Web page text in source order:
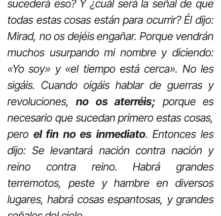
sucederá eso? Y ¿cuál será la señal de que
todas estas cosas están para ocurrir? Él dijo:
Mirad, no os dejéis engañar. Porque vendrán
muchos usurpando mi nombre y diciendo:
«Yo soy» y «el tiempo está cerca». No les
sigáis. Cuando oigáis hablar de guerras y
revoluciones,no os aterréis; porque es
necesario que sucedan primero estas cosas,
pero el fin no es inmediato. Entonces les
dijo: Se levantará nación contra nación y
reino contra reino. Habrá grandes
terremotos, peste y hambre en diversos
lugares, habrá cosas espantosas, y grandes